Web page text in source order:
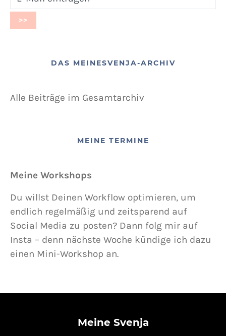
DAS MEINESVENJA-ARCHIV
Alle Beiträge im Gesamtarchiv
MEINE TERMINE
Meine Workshops
Du willst Deinen Workflow optimieren, um
endlich regelmäßig und zeitsparend auf
Social Media zu posten? Dann folg mir auf
Insta – denn nächste Woche kündige ich dazu
einen Mini-Workshop an.
Meine Svenja